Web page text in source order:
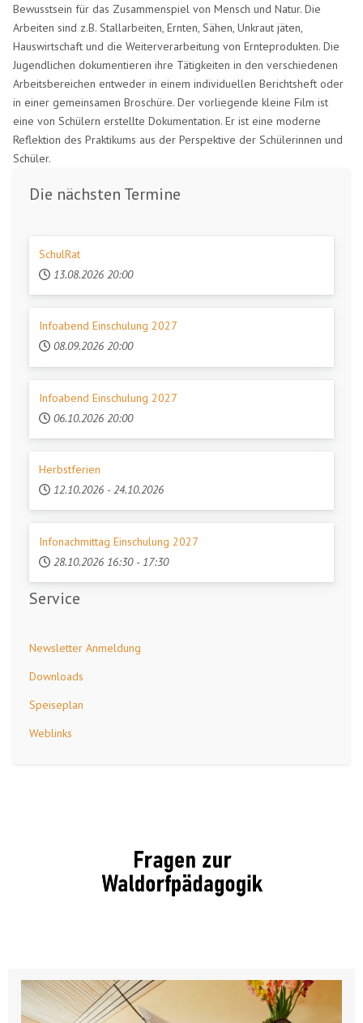
Bewusstsein für das Zusammenspiel von Mensch und Natur. Die
Arbeiten sind z.B. Stallarbeiten, Ernten, Sähen, Unkraut jäten,
Hauswirtschaft und die Weiterverarbeitung von Ernteprodukten. Die
Jugendlichen dokumentieren ihre Tätigkeiten in den verschiedenen
Arbeitsbereichen entweder in einem individuellen Berichtsheft oder
in einer gemeinsamen Broschüre. Der vorliegende kleine Film ist
eine von Schülern erstellte Dokumentation. Er ist eine moderne
Reflektion des Praktikums aus der Perspektive der Schülerinnen und
Schüler.
Die nächsten Termine
SchulRat
13.08.2026 20:00
Infoabend Einschulung 2027
08.09.2026 20:00
Infoabend Einschulung 2027
06.10.2026 20:00
Herbstferien
12.10.2026 - 24.10.2026
Infonachmittag Einschulung 2027
28.10.2026 16:30 - 17:30
Service
Newsletter Anmeldung
Downloads
Speiseplan
Weblinks